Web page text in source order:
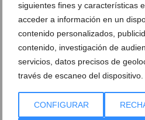
siguientes fines y características
acceder a información en un
contenido personalizados,
contenido, investigación de
servicios, datos precisos de
través de escaneo del dispositivo.
CONFIGURAR
14:00 horas. Paella gigante
Parque Montaner.
20:00 horas
. Ofrenda de
Plaça de l’Esglèsia, con la
cargo de la PeñaLa Patxorra
00:00 horas. Actuación de
hasta las 04:00 horas en la